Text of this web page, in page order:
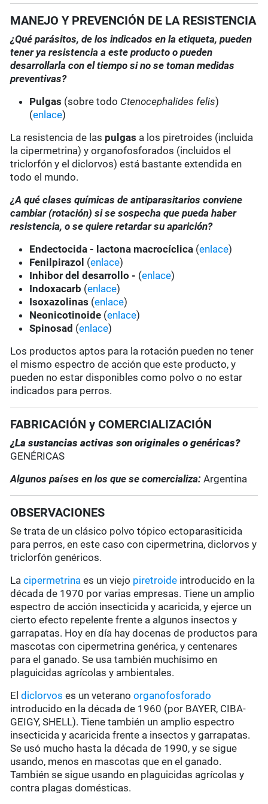
MANEJO Y PREVENCIÓN DE LA RESISTENCIA
¿Qué parásitos, de los indicados en la etiqueta, pueden
tener ya resistencia a este producto o pueden
desarrollarla con el tiempo si no se toman medidas
preventivas?
Pulgas (sobre todo Ctenocephalides felis)
(enlace)
La resistencia de las pulgas a los piretroides (incluida
la cipermetrina) y organofosforados (incluidos el
triclorfón y el diclorvos) está bastante extendida en
todo el mundo.
¿A qué clases químicas de antiparasitarios conviene
cambiar (rotación) si se sospecha que pueda haber
resistencia, o se quiere retardar su aparición?
Endectocida - lactona macrocíclica (enlace)
Fenilpirazol (enlace)
Inhibor del desarrollo - (enlace)
Indoxacarb (enlace)
Isoxazolinas (enlace)
Neonicotinoide (enlace)
Spinosad (enlace)
Los productos aptos para la rotación pueden no tener
el mismo espectro de acción que este producto, y
pueden no estar disponibles como polvo o no estar
indicados para perros.
FABRICACIÓN y COMERCIALIZACIÓN
¿La sustancias activas son originales o genéricas?
GENÉRICAS
Algunos países en los que se comercializa: Argentina
OBSERVACIONES
Se trata de un clásico polvo tópico ectoparasiticida
para perros, en este caso con cipermetrina, diclorvos y
triclorfón genéricos.
Lacipermetrina es un viejo piretroide introducido en la
década de 1970 por varias empresas. Tiene un amplio
espectro de acción insecticida y acaricida, y ejerce un
cierto efecto repelente frente a algunos insectos y
garrapatas. Hoy en día hay docenas de productos para
mascotas con cipermetrina genérica, y centenares
para el ganado. Se usa también muchísimo en
plaguicidas agrícolas y ambientales.
Eldiclorvos es un veteranoorganofosforado
introducido en la década de 1960 (por BAYER, CIBA-
GEIGY, SHELL). Tiene también un amplio espectro
insecticida y acaricida frente a insectos y garrapatas.
Se usó mucho hasta la década de 1990, y se sigue
usando, menos en mascotas que en el ganado.
También se sigue usando en plaguicidas agrícolas y
contra plagas domésticas.